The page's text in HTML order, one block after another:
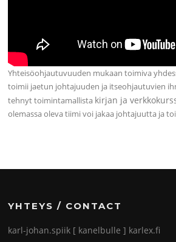
Yhteisöohjautuvuuden mukaan toimiva
toimii jaetun johtajuuden ja itseohjautuvien
tehnyt toimintamallista kirjan ja
olemassa oleva tiimi voi jakaa johtajuutta ja
YHTEYS / CONTACT
karl-johan.spiik [ kanelbulle ] karlex.fi